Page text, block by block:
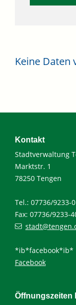
Keine Daten
Kontakt
Stadtverwaltung
Marktstr. 1
78250 Tengen
Tel.: 07736/9233-0
Fax: 07736/9233-
*ib*facebook*ib*
Facebook
Öffnungszeiten